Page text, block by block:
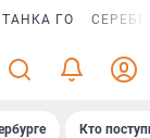
ГО
Кто